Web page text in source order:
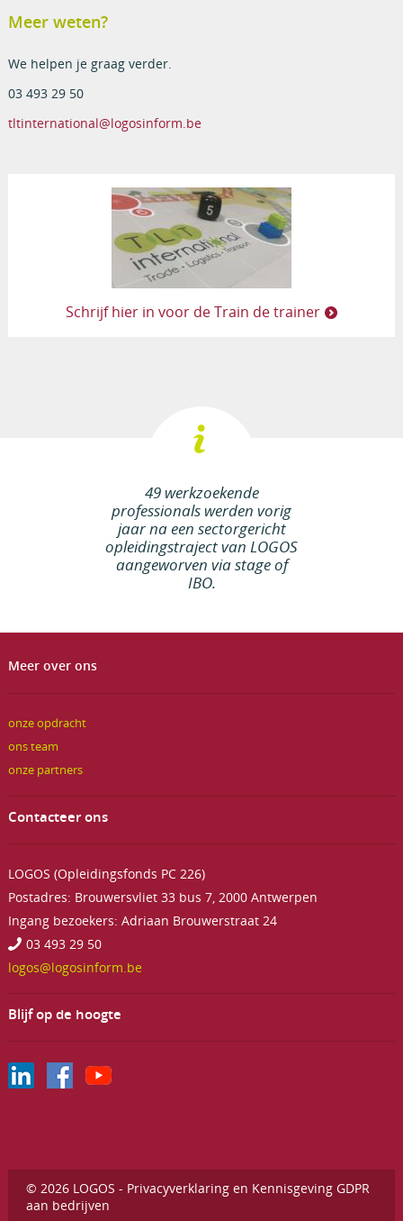
Meer weten?
We helpen je graag verder.
03 493 29 50
tltinternational@logosinform.be
Schrijf hier in voor de Train de trainer
49 werkzoekende
professionals werden vorig
jaar na een sectorgericht
opleidingstraject van LOGOS
aangeworven via stage of
IBO.
Meer over ons
onze opdracht
ons team
onze partners
Contacteer ons
LOGOS (Opleidingsfonds PC 226)
Postadres: Brouwersvliet 33 bus 7, 2000 Antwerpen
Ingang bezoekers: Adriaan Brouwerstraat 24
03 493 29 50
logos@logosinform.be
Blijf op de hoogte
© 2026 LOGOS - Privacyverklaring en Kennisgeving GDPR
aan bedrijven